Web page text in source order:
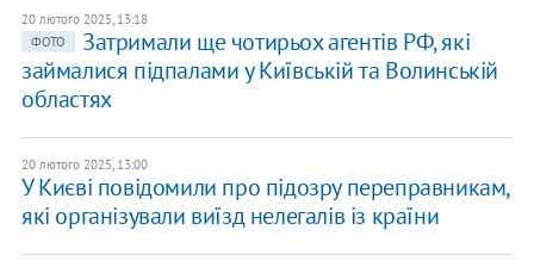
20 лютого 2025, 13:18
ФОТО
Затримали ще чотирьох агентів РФ, які
займалися підпалами у Київській та Волинській
областях
20 лютого 2025, 13:00
У Києві повідомили про підозру переправникам,
які організували виїзд нелегалів із країни